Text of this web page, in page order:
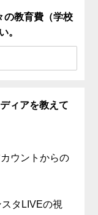
の教育費（学校
。
ィアを教えて
ウントからの
タLIVEの視